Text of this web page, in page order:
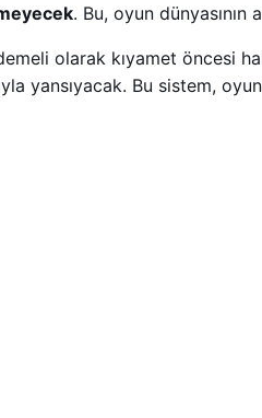
. Bu, oyun dünyasının
olarak kıyamet öncesi
yansıyacak. Bu sistem,